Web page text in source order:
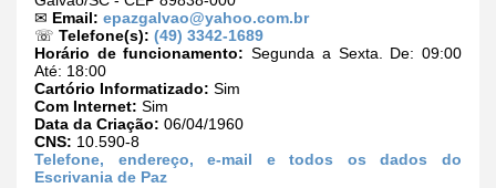
✉ Email: epazgalvao@yahoo.com.br
☏ Telefone(s): (49) 3342-1689
Horário de funcionamento: Segunda a Sexta. De: 09:00
Até: 18:00
Cartório Informatizado: Sim
Com Internet: Sim
Data da Criação: 06/04/1960
CNS: 10.590-8
Telefone, endereço, e-mail e todos os dados do
Escrivania de Paz